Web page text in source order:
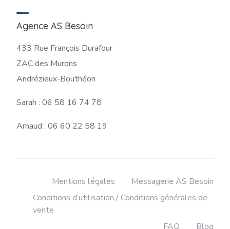
Agence AS Besoin
433 Rue François Durafour
ZAC des Murons
Andrézieux-Bouthéon
Sarah : 06 58 16 74 78
Arnaud : 06 60 22 58 19
Mentions légales
Messagerie AS Besoin
Conditions d’utilisation / Conditions générales de
vente
FAQ
Blog